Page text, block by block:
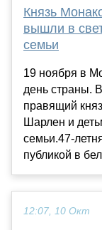
Князь
вышли в
семьи
19 ноября в
день страны.
правящий
Шарлен и
семьи.47-
публикой в
12:07, 10 Окт